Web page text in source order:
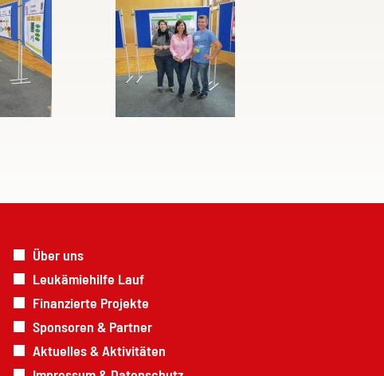
Über uns
Leukämiehilfe Lauf
Finanzierte Projekte
Sponsoren & Partner
Aktuelles & Aktivitäten